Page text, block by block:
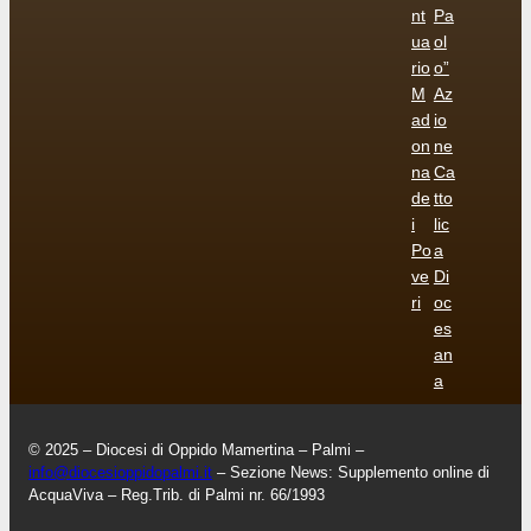
nt
ua
rio
M
ad
on
na
de
i
Po
ve
ri
Pa
ol
o”
Az
io
ne
Ca
tto
lic
a
Di
oc
es
an
a
© 2025 – Diocesi di Oppido Mamertina – Palmi –
info@diocesioppidopalmi.it – Sezione News: Supplemento online di
AcquaViva – Reg.Trib. di Palmi nr. 66/1993